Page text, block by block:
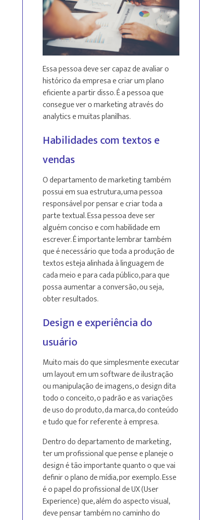
Essa pessoa deve ser capaz de avaliar o
histórico da empresa e criar um plano
eficiente a partir disso. É a pessoa que
consegue ver o marketing através do
analytics e muitas planilhas.
Habilidades com textos e
vendas
O departamento de marketing também
possui em sua estrutura, uma pessoa
responsável por pensar e criar toda a
parte textual. Essa pessoa deve ser
alguém conciso e com habilidade em
escrever. É importante lembrar também
que é necessário que toda a produção de
textos esteja alinhada à linguagem de
cada meio e para cada público, para que
possa aumentar a conversão, ou seja,
obter resultados.
Design e experiência do
usuário
Muito mais do que simplesmente executar
um layout em um software de ilustração
ou manipulação de imagens, o design dita
todo o conceito, o padrão e as variações
de uso do produto, da marca, do conteúdo
e tudo que for referente à empresa.
Dentro do departamento de marketing,
ter um profissional que pense e planeje o
design é tão importante quanto o que vai
definir o plano de mídia, por exemplo. Esse
é o papel do profissional de UX (User
Experience) que, além do aspecto visual,
deve pensar também no caminho do